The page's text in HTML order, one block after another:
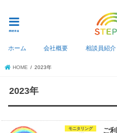
menu
ホーム 会社概要 相談員紹介
HOME 2023年
2023年
モニタリング
ご